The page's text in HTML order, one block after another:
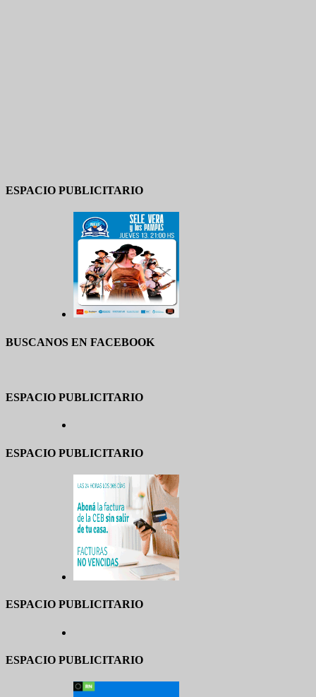
ESPACIO PUBLICITARIO
BUSCANOS EN FACEBOOK
ESPACIO PUBLICITARIO
ESPACIO PUBLICITARIO
ESPACIO PUBLICITARIO
ESPACIO PUBLICITARIO